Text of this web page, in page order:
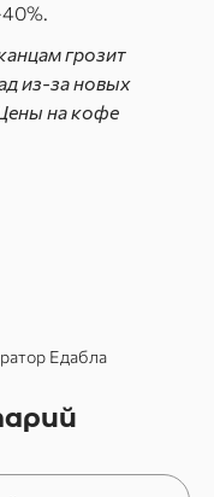
грозит
из-за новых
на кофе
Едабла